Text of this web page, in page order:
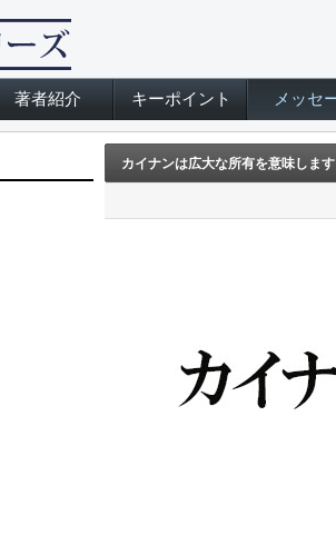
著者紹介 キーポイント メッセ
カイナンは広大な所有を意味します